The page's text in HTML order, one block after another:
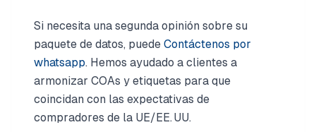
Si necesita una segunda opinión sobre su
paquete de datos, puede Contáctenos por
whatsapp. Hemos ayudado a clientes a
armonizar COAs y etiquetas para que
coincidan con las expectativas de
compradores de la UE/EE. UU.